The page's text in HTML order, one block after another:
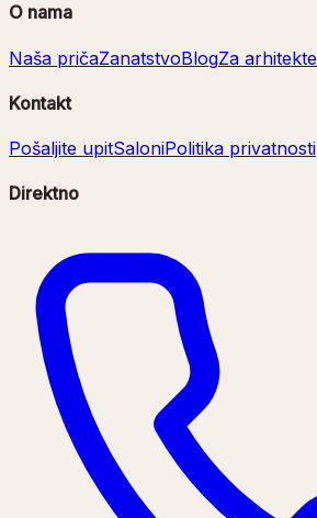
O nama
Naša pričaZanatstvoBlogZa arhitekte
Kontakt
Pošaljite upitSaloniPolitika privatnosti
Direktno